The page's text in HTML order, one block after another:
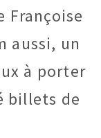
Françoise
aussi, un
à porter
billets de